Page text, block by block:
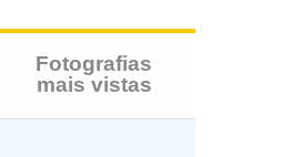
Fotografias
mais vistas